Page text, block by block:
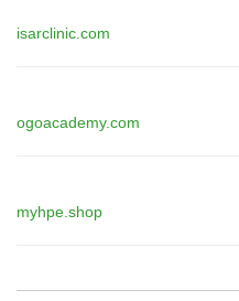
isarclinic.com
ogoacademy.com
myhpe.shop